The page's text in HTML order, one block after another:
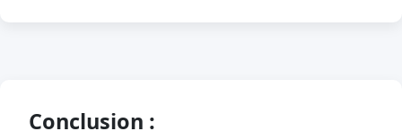
Conclusion :